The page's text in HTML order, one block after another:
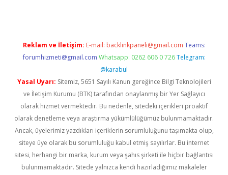
Reklam ve İletişim: E-mail: backlinkpaneli@gmail.com Teams:
forumhizmeti@gmail.com Whatsapp: 0262 606 0 726 Telegram:
@karabul
Yasal Uyarı: Sitemiz, 5651 Sayılı Kanun gereğince Bilgi Teknolojileri
ve İletişim Kurumu (BTK) tarafından onaylanmış bir Yer Sağlayıcı
olarak hizmet vermektedir. Bu nedenle, sitedeki içerikleri proaktif
olarak denetleme veya araştırma yükümlülüğümüz bulunmamaktadır.
Ancak, üyelerimiz yazdıkları içeriklerin sorumluluğunu taşımakta olup,
siteye üye olarak bu sorumluluğu kabul etmiş sayılırlar. Bu internet
sitesi, herhangi bir marka, kurum veya şahıs şirketi ile hiçbir bağlantısı
bulunmamaktadır. Sitede yalnızca kendi hazırladığımız makaleler